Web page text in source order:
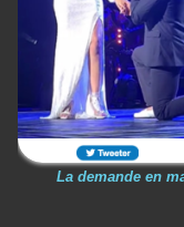
La demande en